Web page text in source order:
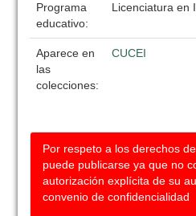
Programa
educativo:
Licenciatura en
Aparece en
las
colecciones:
CUCEI
Por respeto a los derechos
puede publicarse ya que no
autorización explícita de su
convenio de confidencialidad